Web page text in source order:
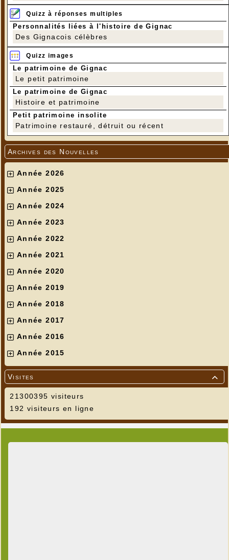
Quizz à réponses multiples
Personnalités liées à l'histoire de Gignac
Des Gignacois célèbres
Quizz images
Le patrimoine de Gignac
Le petit patrimoine
Le patrimoine de Gignac
Histoire et patrimoine
Petit patrimoine insolite
Patrimoine restauré, détruit ou récent
Archives des Nouvelles
Année 2026
Année 2025
Année 2024
Année 2023
Année 2022
Année 2021
Année 2020
Année 2019
Année 2018
Année 2017
Année 2016
Année 2015

Visites
21300395 visiteurs
192 visiteurs en ligne